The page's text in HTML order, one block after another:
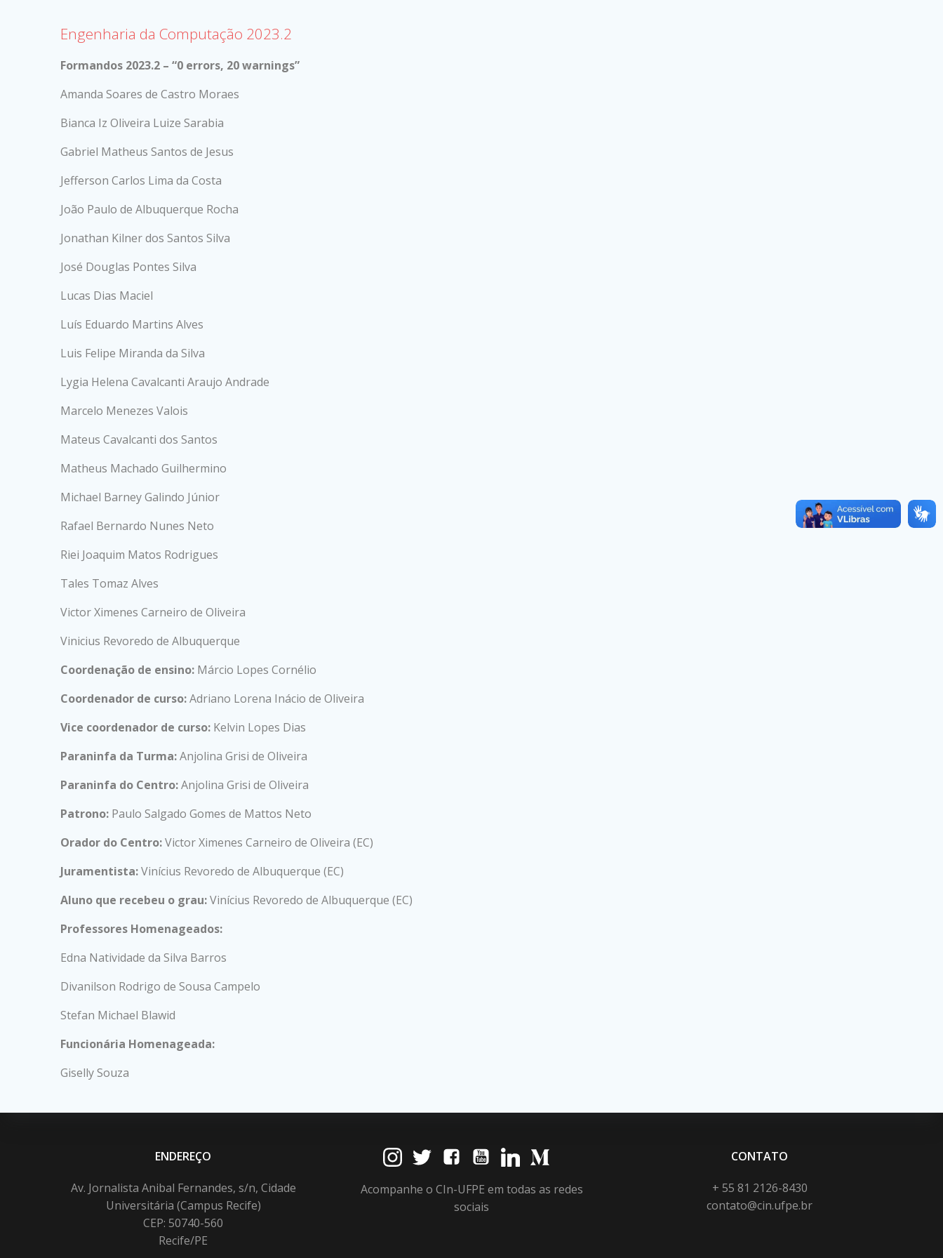
Engenharia da Computação 2023.2
Formandos 2023.2 – “0 errors, 20 warnings”
Amanda Soares de Castro Moraes
Bianca Iz Oliveira Luize Sarabia
Gabriel Matheus Santos de Jesus
Jefferson Carlos Lima da Costa
João Paulo de Albuquerque Rocha
Jonathan Kilner dos Santos Silva
José Douglas Pontes Silva
Lucas Dias Maciel
Luís Eduardo Martins Alves
Luis Felipe Miranda da Silva
Lygia Helena Cavalcanti Araujo Andrade
Marcelo Menezes Valois
Mateus Cavalcanti dos Santos
Matheus Machado Guilhermino
Michael Barney Galindo Júnior
Rafael Bernardo Nunes Neto
Riei Joaquim Matos Rodrigues
Tales Tomaz Alves
Victor Ximenes Carneiro de Oliveira
Vinicius Revoredo de Albuquerque
Coordenação de ensino: Márcio Lopes Cornélio
Coordenador de curso:Adriano Lorena Inácio de Oliveira
Vice coordenador de curso: Kelvin Lopes Dias
Paraninfa da Turma:Anjolina Grisi de Oliveira
Paraninfa do Centro:Anjolina Grisi de Oliveira
Patrono: Paulo Salgado Gomes de Mattos Neto
Orador do Centro:Victor Ximenes Carneiro de Oliveira (EC)
Juramentista:Vinícius Revoredo de Albuquerque (EC)
Aluno que recebeu o grau:Vinícius Revoredo de Albuquerque (EC)
Professores Homenageados:
Edna Natividade da Silva Barros
Divanilson Rodrigo de Sousa Campelo
Stefan Michael Blawid
Funcionária Homenageada:
Giselly Souza
ENDEREÇO
Av. Jornalista Anibal Fernandes, s/n, Cidade
Universitária (Campus Recife)
CEP: 50740-560
Recife/PE
Acompanhe o CIn-UFPE em todas as redes
sociais
CONTATO
+ 55 81 2126-8430
contato@cin.ufpe.br